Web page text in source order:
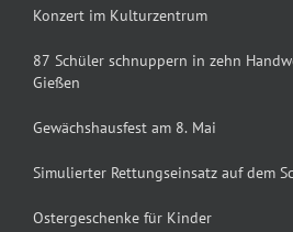
Konzert im Kulturzentrum
87 Schüler schnuppern in zehn
Gießen
Gewächshausfest am 8. Mai
Simulierter Rettungseinsatz auf dem
Ostergeschenke für Kinder